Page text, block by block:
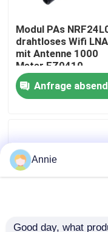
Qualitätskontrolle
Kontaktieren Sie
Rechtssachen
Verstärker-Board-
Modul PAs
drahtloses Wifi LNA
mit Antenne 1000
Meter FZ0410
Anfrage
Annie
Good day, what